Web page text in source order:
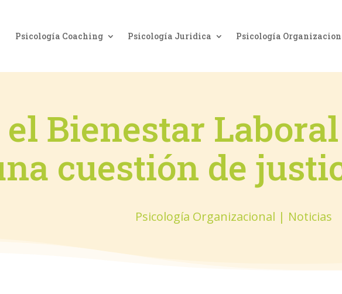
Psicología Coaching Psicología Juridica Psicología
el Bienestar
cuestión de
Psicología Organizacional | Noticias